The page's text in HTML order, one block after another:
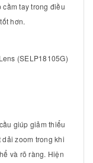
tay trong điều
hơn.
giúp giảm thiểu
zoom trong khi
và rõ ràng. Hiện